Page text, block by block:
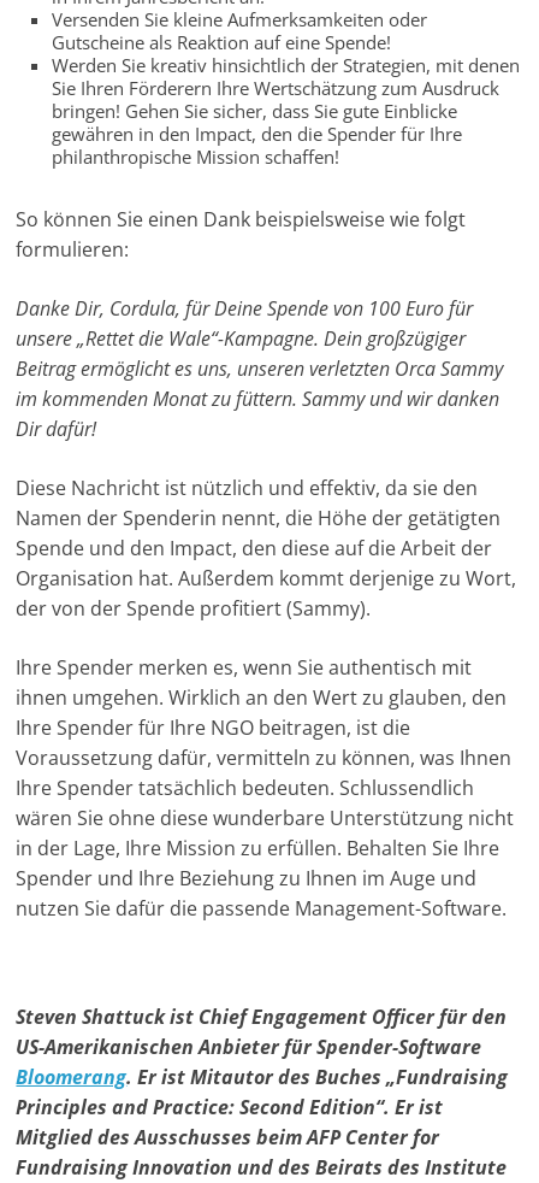
Versenden Sie kleine Aufmerksamkeiten oder
Gutscheine als Reaktion auf eine Spende!
Werden Sie kreativ hinsichtlich der Strategien, mit denen
Sie Ihren Förderern Ihre Wertschätzung zum Ausdruck
bringen! Gehen Sie sicher, dass Sie gute Einblicke
gewähren in den Impact, den die Spender für Ihre
philanthropische Mission schaffen!
So können Sie einen Dank beispielsweise wie folgt
formulieren:
Danke Dir, Cordula, für Deine Spende von 100 Euro für
unsere „Rettet die Wale“-Kampagne. Dein großzügiger
Beitrag ermöglicht es uns, unseren verletzten Orca Sammy
im kommenden Monat zu füttern. Sammy und wir danken
Dir dafür!
Diese Nachricht ist nützlich und effektiv, da sie den
Namen der Spenderin nennt, die Höhe der getätigten
Spende und den Impact, den diese auf die Arbeit der
Organisation hat. Außerdem kommt derjenige zu Wort,
der von der Spende profitiert (Sammy).
Ihre Spender merken es, wenn Sie authentisch mit
ihnen umgehen. Wirklich an den Wert zu glauben, den
Ihre Spender für Ihre NGO beitragen, ist die
Voraussetzung dafür, vermitteln zu können, was Ihnen
Ihre Spender tatsächlich bedeuten. Schlussendlich
wären Sie ohne diese wunderbare Unterstützung nicht
in der Lage, Ihre Mission zu erfüllen. Behalten Sie Ihre
Spender und Ihre Beziehung zu Ihnen im Auge und
nutzen Sie dafür die passende Management-Software.
Steven Shattuck ist Chief Engagement Officer für den
US-Amerikanischen Anbieter für Spender-Software
Bloomerang. Er ist Mitautor des Buches „Fundraising
Principles and Practice: Second Edition“. Er ist
Mitglied des Ausschusses beim AFP Center for
Fundraising Innovation und des Beirats des Institute